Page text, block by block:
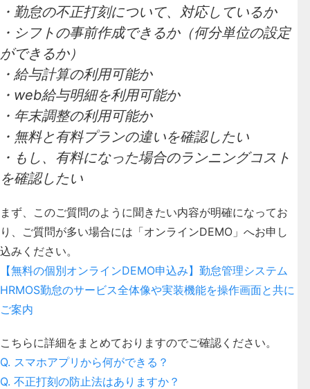
・勤怠の不正打刻について、対応しているか
・シフトの事前作成できるか（何分単位の設定
ができるか）
・給与計算の利用可能か
・web給与明細を利用可能か
・年末調整の利用可能か
・無料と有料プランの違いを確認したい
・もし、有料になった場合のランニングコスト
を確認したい
まず、このご質問のように聞きたい内容が明確になってお
り、ご質問が多い場合には「オンラインDEMO」へお申し
込みください。
【無料の個別オンラインDEMO申込み】勤怠管理システム
HRMOS勤怠のサービス全体像や実装機能を操作画面と共に
ご案内
こちらに詳細をまとめておりますのでご確認ください。
Q. スマホアプリから何ができる？
Q. 不正打刻の防止法はありますか？